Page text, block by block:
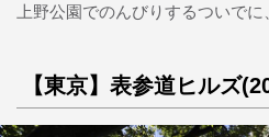
上野公園でのんびりするついで
【東京】表参道ヒルズ